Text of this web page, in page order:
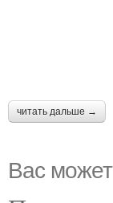
читать дальше →
Вас